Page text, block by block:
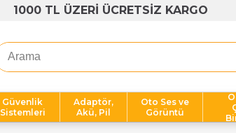
1000 TL ÜZERİ ÜCRETSİZ KARGO
Güvenlik
Sistemleri
Adaptör,
Akü, Pil
Oto Ses ve
Görüntü